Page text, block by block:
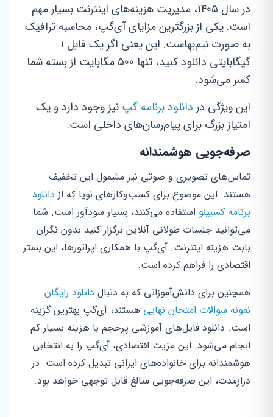
در سال ۱۴۰۵، مدیریت هزینه‌های اینترنت بسیار مهم
است. یکی از بزرگترین مزایای آی‌گپ، محاسبه ترافیک
به صورت نیم‌بهاست. این یعنی اگر یک فایل ۱
گیگابایتی دانلود کنید، تنها ۵۰۰ مگابایت از بسته شما
کسر می‌شود.
این ویژگی در دانلود برنامه گپنیز وجود دارد و یک
امتیاز بزرگ برای پیام‌رسان‌های داخلی است.
صرفه‌جویی هوشمندانه
تماس‌های تصویری و صوتی نیز مشمول این تخفیف
هستند. این موضوع برای کسب‌وکارهای نوپا که از دانلود
برنامه کسبینو استفاده می‌کنند، بسیار سودآور است. شما
می‌توانید جلسات طولانی آنلاین برگزار کنید بدون نگران
بابت هزینه اینترنت. آی‌گپ با همکاری اپراتورها، این بستر
اقتصادی را فراهم کرده است.
همچنین برای دانش‌آموزانی که به دنبال دانلود رایگان
نمونه سوالات امتحان نهایی هستند، آی‌گپ بهترین گزینه
است. دانلود فایل‌های آموزشی پرحجم با هزینه بسیار کم
انجام می‌شود. این مزیت اقتصادی، آی‌گپ را به انتخابی
هوشمندانه برای خانواده‌های ایرانی تبدیل کرده است. در
درازمدت، این صرفه‌جویی مبالغ قابل توجهی خواهد بود.